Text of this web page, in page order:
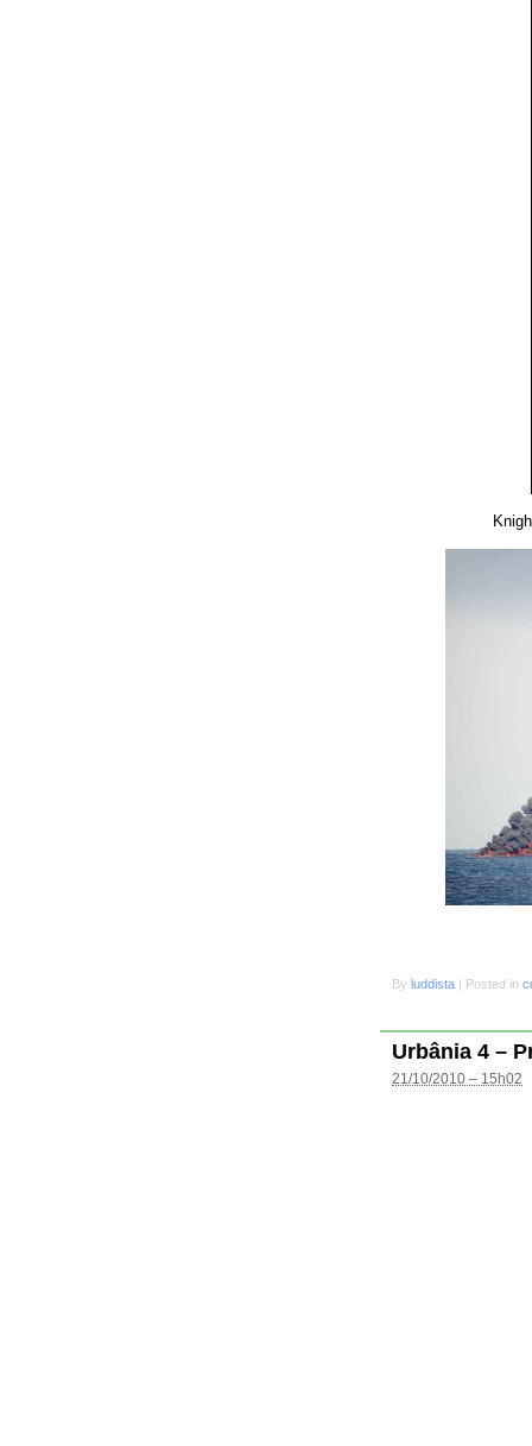
By luddista | Posted in
Urbânia 4 –
21/10/2010 – 15h02